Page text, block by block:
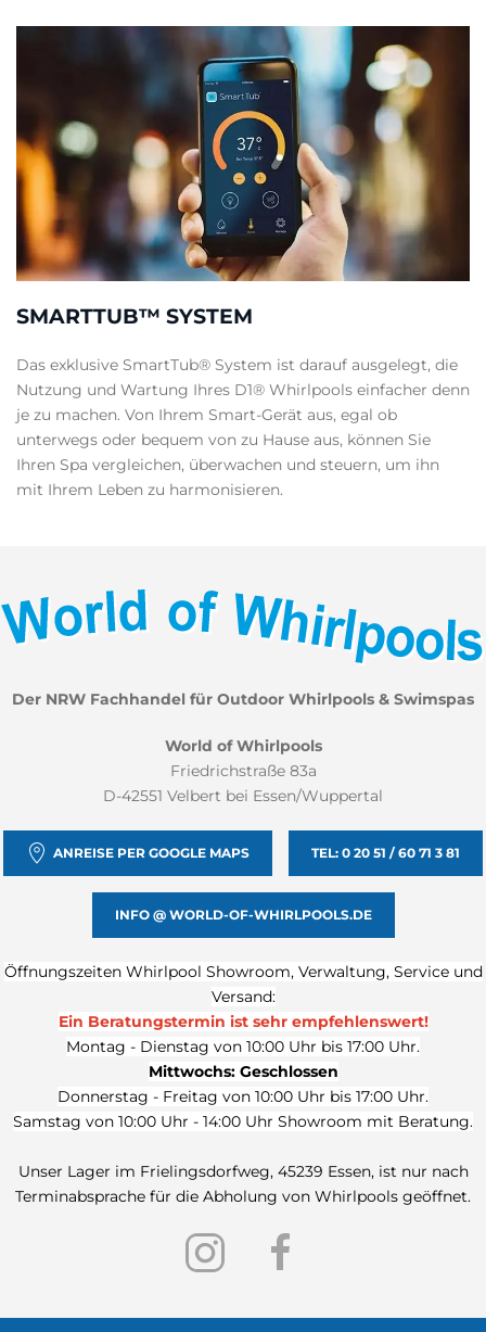
SMARTTUB™ SYSTEM
Das exklusive SmartTub® System ist darauf ausgelegt, die
Nutzung und Wartung Ihres D1® Whirlpools einfacher denn
je zu machen. Von Ihrem Smart-Gerät aus, egal ob
unterwegs oder bequem von zu Hause aus, können Sie
Ihren Spa vergleichen, überwachen und steuern, um ihn
mit Ihrem Leben zu harmonisieren.
Der NRW Fachhandel für Outdoor Whirlpools & Swimspas
World of Whirlpools
Friedrichstraße 83a
D-42551 Velbert bei Essen/Wuppertal
ANREISE PER GOOGLE MAPS TEL: 0 20 51 / 60 71 3 81
INFO @ WORLD-OF-WHIRLPOOLS.DE
Öffnungszeiten Whirlpool Showroom, Verwaltung, Service und
Versand:
Ein Beratungstermin ist sehr empfehlenswert!
Montag - Dienstag von 10:00 Uhr bis 17:00 Uhr.
Mittwochs: Geschlossen
Donnerstag - Freitag von 10:00 Uhr bis 17:00 Uhr.
Samstag von 10:00 Uhr - 14:00 Uhr Showroom mit Beratung.
Unser Lager im Frielingsdorfweg, 45239 Essen, ist nur nach
Terminabsprache für die Abholung von Whirlpools geöffnet.